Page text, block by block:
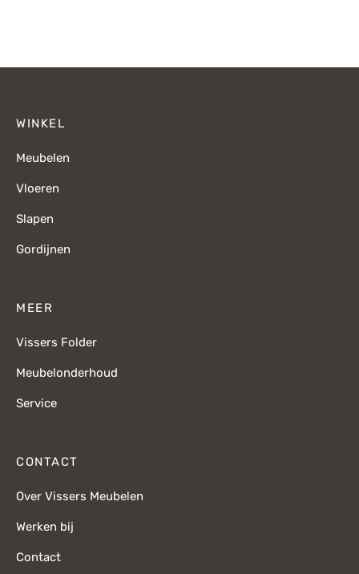
WINKEL
Meubelen
Vloeren
Slapen
Gordijnen
MEER
Vissers Folder
Meubelonderhoud
Service
CONTACT
Over Vissers Meubelen
Werken bij
Contact